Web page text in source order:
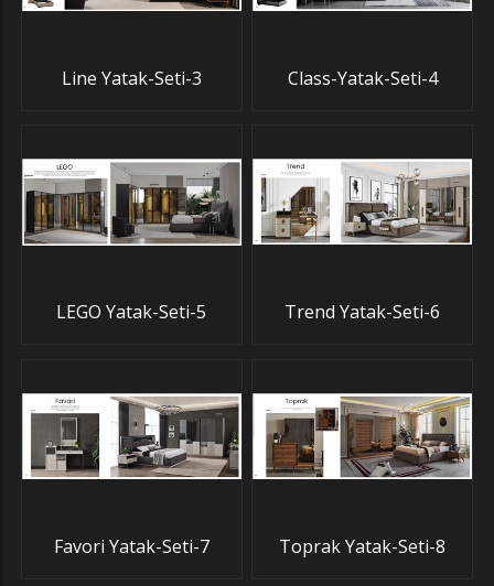
Line Yatak-Seti-3 Class-Yatak-Seti-4
LEGO Yatak-Seti-5 Trend Yatak-Seti-6
Favori Yatak-Seti-7 Toprak Yatak-Seti-8